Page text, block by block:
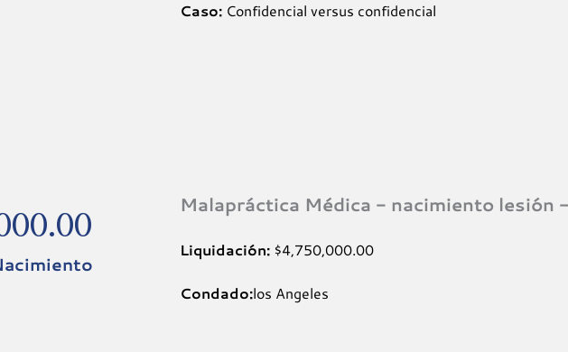
Caso: Confidencial versus confidencial
Malapráctica Médica - nacimiento lesión
Liquidación: $4,750,000.00
Condado:los Angeles